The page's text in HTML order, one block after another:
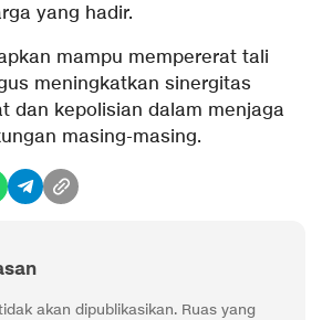
yang hadir.
mampu mempererat tali
meningkatkan sinergitas
dan kepolisian dalam menjaga
masing-masing.
akan dipublikasikan. Ruas yang